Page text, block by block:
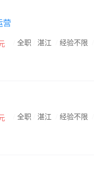
营
全职 湛江 经验不限
全职 湛江 经验不限